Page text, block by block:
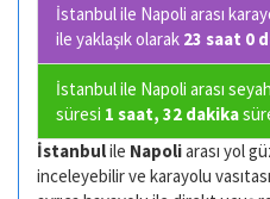
İstanbul ile Napoli arası
ile yaklaşık olarak 23 saat 0
İstanbul ile Napoli arası
süresi 1 saat, 32 dakika
İstanbulile Napoliarası yol
inceleyebilir ve karayolu